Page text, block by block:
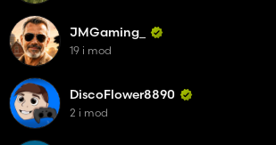
JMGaming_
19 i mod
DiscoFlower8890
2 i mod